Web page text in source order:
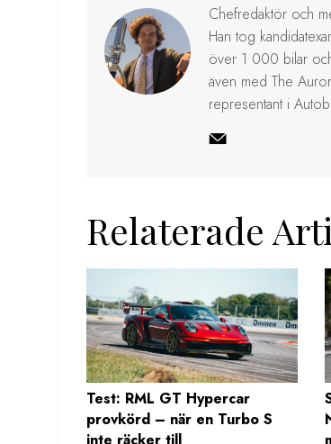
Chefredaktör och
Han tog
över 1 000 bilar
även med The
representant i
Relaterade
Test: RML GT Hypercar
provkörd – när en Turbo S